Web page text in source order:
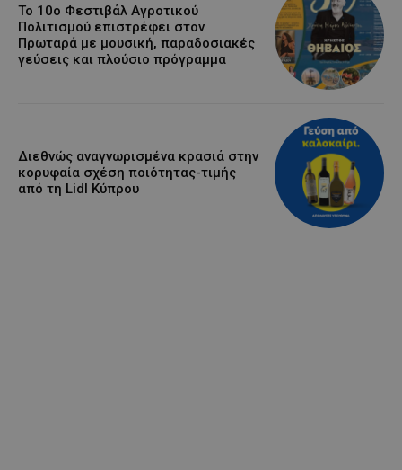
Το 10ο Φεστιβάλ Αγροτικού
Πολιτισμού επιστρέφει στον
Πρωταρά με μουσική, παραδοσιακές
γεύσεις και πλούσιο πρόγραμμα
Διεθνώς αναγνωρισμένα κρασιά στην
κορυφαία σχέση ποιότητας-τιμής
από τη Lidl Κύπρου